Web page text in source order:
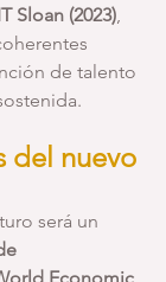
Sloan (2023)
de talento
del nuevo
será un
Economic